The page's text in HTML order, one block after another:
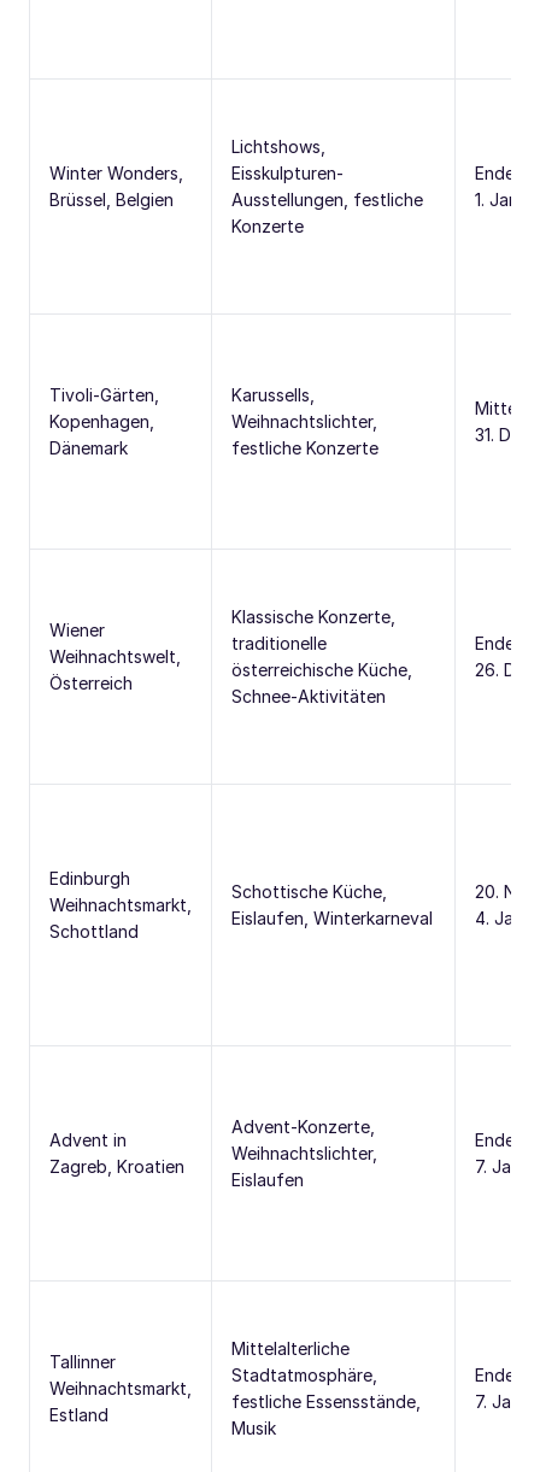
Winter Wonders,
Brüssel, Belgien
Lichtshows,
Eisskulpturen-
Ausstellungen, festliche
Konzerte
Ende
1. Jan
Tivoli-Gärten,
Kopenhagen,
Dänemark
Karussells,
Weihnachtslichter,
festliche Konzerte
Mitte
31. Dez
Wiener
Weihnachtswelt,
Österreich
Klassische Konzerte,
traditionelle
österreichische Küche,
Schnee-Aktivitäten
Ende
26. Dez
Edinburgh
Weihnachtsmarkt,
Schottland
Schottische Küche,
Eislaufen, Winterkarneval
20.
4. Jan
Advent in
Zagreb, Kroatien
Advent-Konzerte,
Weihnachtslichter,
Eislaufen
Ende
7. Jan
Tallinner
Weihnachtsmarkt,
Estland
Mittelalterliche
Stadtatmosphäre,
festliche Essensstände,
Musik
Ende
7. Jan